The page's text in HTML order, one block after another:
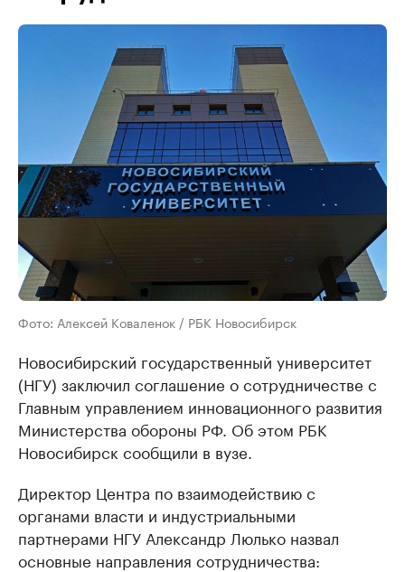
Фото: Алексей Коваленок / РБК Новосибирск
Новосибирский государственный университет
(НГУ) заключил соглашение о сотрудничестве с
Главным управлением инновационного развития
Министерства обороны РФ. Об этом РБК
Новосибирск сообщили в вузе.
Директор Центра по взаимодействию с
органами власти и индустриальными
партнерами НГУ Александр Люлько назвал
основные направления сотрудничества: